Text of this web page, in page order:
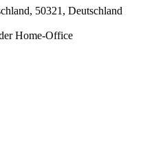
50321, Deutschland
Home-Office